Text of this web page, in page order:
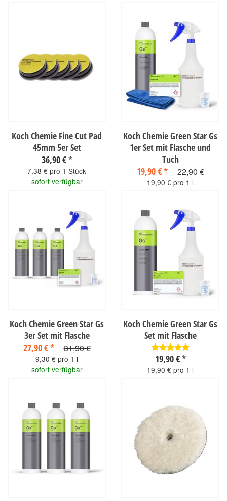
Koch Chemie Fine Cut Pad
45mm 5er Set
36,90 €*
7,38 € pro 1 Stück
sofort verfügbar
Koch Chemie Green Star Gs
1er Set mit Flasche und
Tuch
19,90 €* 22,90 €
19,90 € pro 1 l
Koch Chemie Green Star Gs
3er Set mit Flasche
27,90 €* 31,90 €
9,30 € pro 1 l
sofort verfügbar
Koch Chemie Green Star Gs
Set mit Flasche
19,90 €*
19,90 € pro 1 l